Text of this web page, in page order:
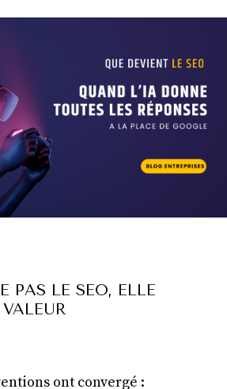
PAS LE SEO, ELLE
ont convergé :